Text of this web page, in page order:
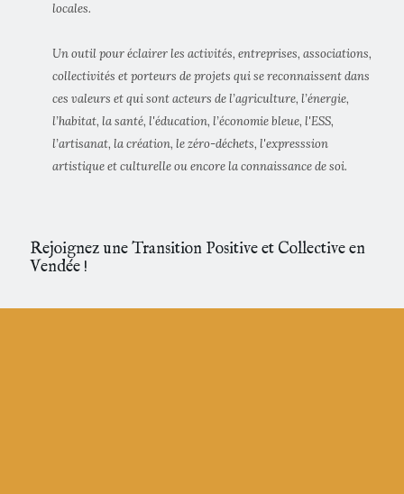
locales.
Un outil pour éclairer les activités, entreprises, associations,
collectivités et porteurs de projets qui se reconnaissent dans
ces valeurs et qui sont acteurs de l’agriculture, l’énergie,
l’habitat, la santé, l'éducation, l’économie bleue, l'ESS,
l’artisanat, la création, le zéro-déchets, l'expresssion
artistique et culturelle ou encore la connaissance de soi.
Rejoignez une Transition Positive et Collective en
Vendée !